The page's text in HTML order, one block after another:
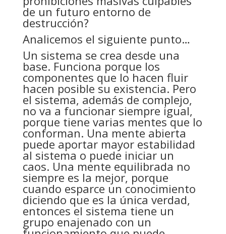
de un futuro entorno de
destrucción?
Analicemos el siguiente punto…
Un sistema se crea desde una
base. Funciona porque los
componentes que lo hacen fluir
hacen posible su existencia. Pero
el sistema, además de complejo,
no va a funcionar siempre igual,
porque tiene varias mentes que lo
conforman. Una mente abierta
puede aportar mayor estabilidad
al sistema o puede iniciar un
caos. Una mente equilibrada no
siempre es la mejor, porque
cuando esparce un conocimiento
diciendo que es la única verdad,
entonces el sistema tiene un
grupo enajenado con un